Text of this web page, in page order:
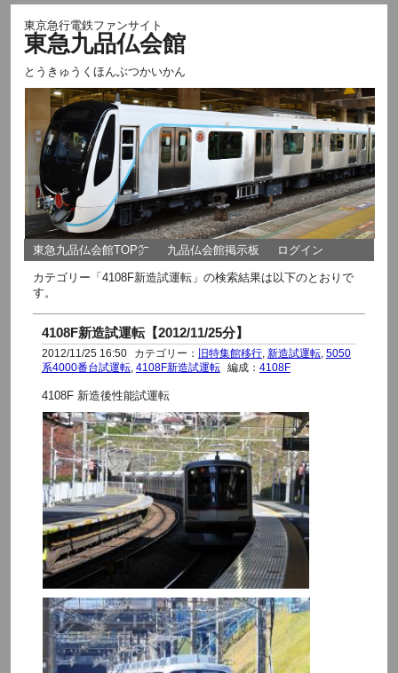
東京急行電鉄ファンサイト
東急九品仏会館
とうきゅうくほんぶつかいかん
東急九品仏会館TOP㌻ 九品仏会館掲示板 ログイン
カテゴリー「4108F新造試運転」の検索結果は以下のとおりで
す。
4108F新造試運転【2012/11/25分】
2012/11/25 16:50 カテゴリー： 旧特集館移行, 新造試運転, 5050
系4000番台試運転, 4108F新造試運転 編成： 4108F
4108F 新造後性能試運転